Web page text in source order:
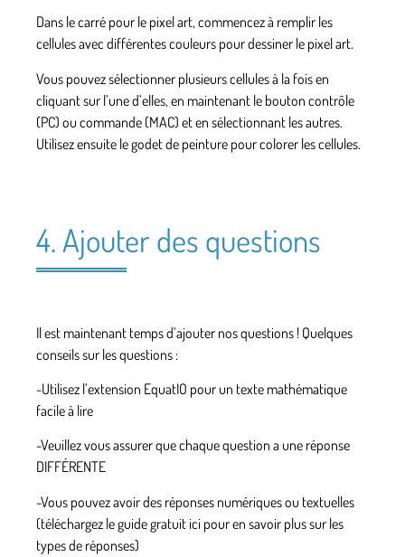
Dans le carré pour le pixel art, commencez à remplir les
cellules avec différentes couleurs pour dessiner le pixel art.
Vous pouvez sélectionner plusieurs cellules à la fois en
cliquant sur l’une d’elles, en maintenant le bouton contrôle
(PC) ou commande (MAC) et en sélectionnant les autres.
Utilisez ensuite le godet de peinture pour colorer les cellules.
4. Ajouter des questions
Il est maintenant temps d’ajouter nos questions ! Quelques
conseils sur les questions :
-Utilisez l’extension EquatIO pour un texte mathématique
facile à lire
-Veuillez vous assurer que chaque question a une réponse
DIFFÉRENTE
-Vous pouvez avoir des réponses numériques ou textuelles
(téléchargez le guide gratuit ici pour en savoir plus sur les
types de réponses)